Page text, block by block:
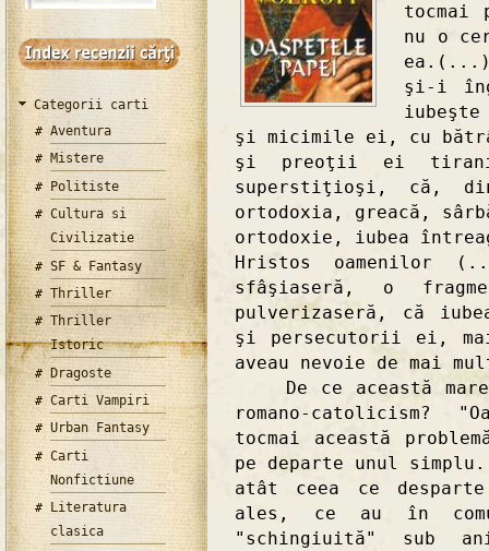
Categorii carti
Aventura
Mistere
Politiste
Cultura si
Civilizatie
SF & Fantasy
Thriller
Thriller
Istoric
Dragoste
Carti Vampiri
Urban Fantasy
Carti
Nonfictiune
Literatura
clasica
tocmai
nu o
şi-i
şi micimile ei, cu
şi preoţii ei
superstiţioşi, că,
ortodoxia, greacă,
ortodoxie, iubea
Hristos oamenilor
sfâşiaseră, o
pulverizaseră, că
şi persecutorii ei,
aveau nevoie de mai
De ce această
romano-catolicism?
tocmai această
pe departe unul
atât ceea ce
ales, ce au în
"schingiuită" sub